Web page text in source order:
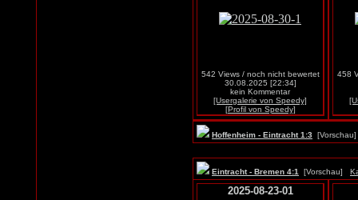
542 Views / noch nicht bewertet
30.08.2025 [22:34]
kein Kommentar
[Usergalerie von Speedy]
[Profil von Speedy]
458
Hoffenheim - Eintracht 1:3
Eintracht - Bremen 4:1 [Vorschau]
2025-08-23-01